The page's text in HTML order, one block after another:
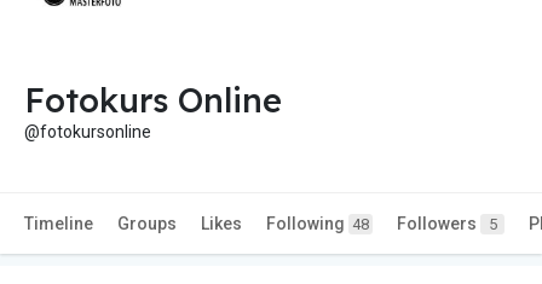
Fotokurs Online
@fotokursonline
Timeline Groups Likes Following 48 Followers 5